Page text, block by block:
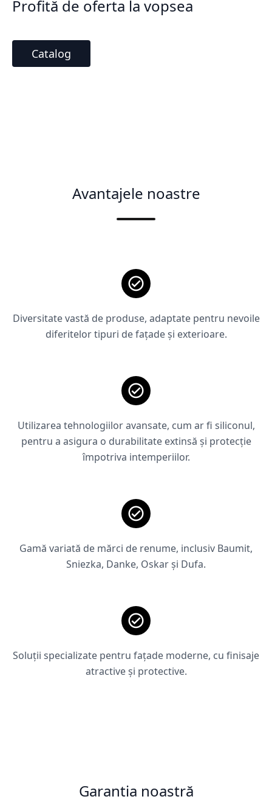
Profită de oferta la vopsea
Catalog
Avantajele noastre
Diversitate vastă de produse, adaptate pentru nevoile
diferitelor tipuri de fațade și exterioare.
Utilizarea tehnologiilor avansate, cum ar fi siliconul,
pentru a asigura o durabilitate extinsă și protecție
împotriva intemperiilor.
Gamă variată de mărci de renume, inclusiv Baumit,
Sniezka, Danke, Oskar și Dufa.
Soluții specializate pentru fațade moderne, cu finisaje
atractive și protective.
Garantia noastră